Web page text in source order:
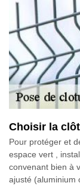
Choisir la
Pour protéger et
espace vert ,
convenant bien à
ajusté (aluminium